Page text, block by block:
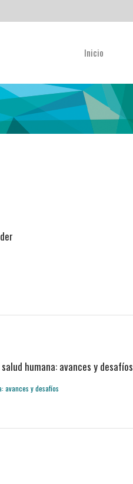
Inicio
salud humana: avances y desafíos